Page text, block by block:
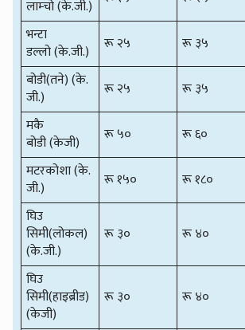
लाम्चो (के.जी.)
भन्टा
डल्लो (के.जी.)
रू २५ रू ३५
बोडी(तने) (के.
जी.)
रू २५ रू ३५
मकै
बोडी (केजी)
रू ५० रू ६०
मटरकोशा (के.
जी.)
रू १५० रू १८०
घिउ
सिमी(लोकल)
(के.जी.)
रू ३० रू ४०
घिउ
सिमी(हाइब्रीड)
(केजी)
रू ३० रू ४०